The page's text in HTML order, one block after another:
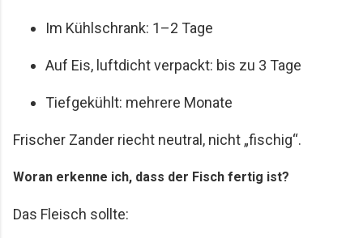
Im Kühlschrank: 1–2 Tage
Auf Eis, luftdicht verpackt: bis zu 3 Tage
Tiefgekühlt: mehrere Monate
Frischer Zander riecht neutral, nicht „fischig“.
Woran erkenne ich, dass der Fisch fertig ist?
Das Fleisch sollte: